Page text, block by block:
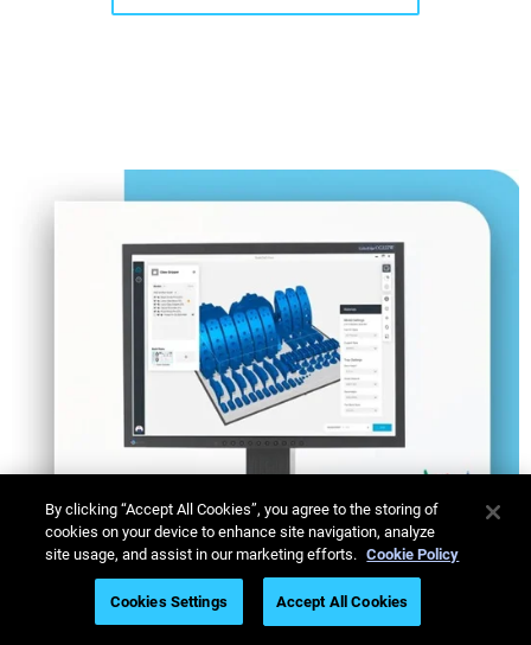
®
By clicking “Accept All Cookies”, you agree to the storing of
cookies on your device to enhance site navigation, analyze
site usage, and assist in our marketing efforts. Cookie Policy
Cookies Settings Accept All Cookies